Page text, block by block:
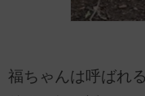
福ちゃんは呼ばれ